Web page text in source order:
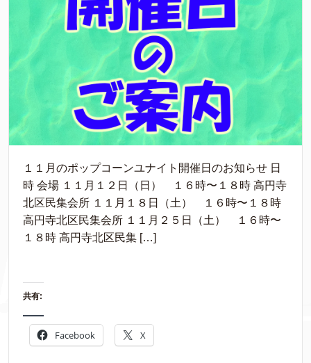
１１月のポップコーンユナイト開催日のお知らせ 日
時 会場 １１月１２日（日） １６時〜１８時 高円寺
北区民集会所 １１月１８日（土） １６時〜１８時
高円寺北区民集会所 １１月２５日（土） １６時〜
１８時 高円寺北区民集 […]
共有:
Facebook X